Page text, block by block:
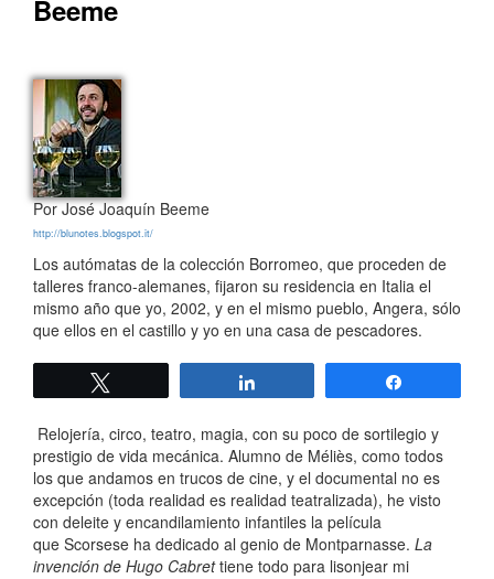
Beeme
Por José Joaquín Beeme
http://blunotes.blogspot.it/
Los autómatas de la colección Borromeo, que proceden de
talleres franco-alemanes, fijaron su residencia en Italia el
mismo año que yo, 2002, y en el mismo pueblo, Angera, sólo
que ellos en el castillo y yo en una casa de pescadores.
Relojería, circo, teatro, magia, con su poco de sortilegio y
prestigio de vida mecánica. Alumno de Méliès, como todos
los que andamos en trucos de cine, y el documental no es
excepción (toda realidad es realidad teatralizada), he visto
con deleite y encandilamiento infantiles la película
que Scorsese ha dedicado al genio de Montparnasse. La
invención de Hugo Cabrettiene todo para lisonjear mi